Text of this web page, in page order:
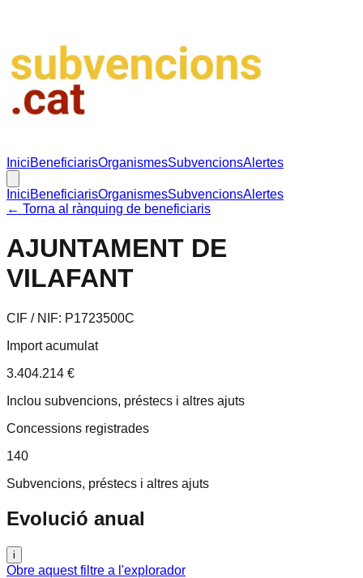
IniciBeneficiarisOrganismesSubvencionsAlertes
IniciBeneficiarisOrganismesSubvencionsAlertes
← Torna al rànquing de beneficiaris
AJUNTAMENT DE
VILAFANT
CIF / NIF: P1723500C
Import acumulat
3.404.214 €
Inclou subvencions, préstecs i altres ajuts
Concessions registrades
140
Subvencions, préstecs i altres ajuts
Evolució anual
i
Obre aquest filtre a l'explorador